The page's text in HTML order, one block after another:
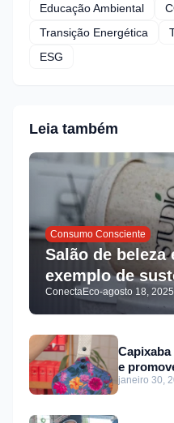
Educação Ambiental
Transição Energética
ESG
Leia também
Consumo Consciente
Salão de beleza
exemplo de
ConectaEco-agosto 18, 2025
e
janeiro 30,